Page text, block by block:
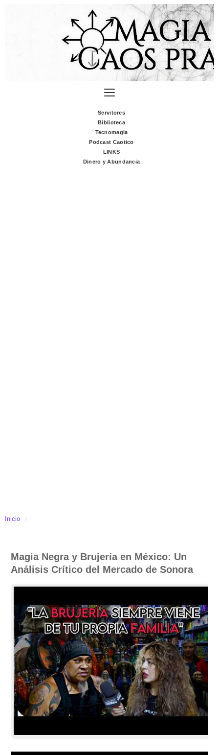
Servitores
Biblioteca
Tecnomagia
Podcast Caotico
LINKS
Dinero y Abundancia
Inicio ›
Magia Negra y Brujería en México: Un
Análisis Crítico del Mercado de Sonora